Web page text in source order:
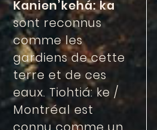
Kanien’kehá: ka
sont reconnus
comme les
gardiens de cette
terre et de ces
eaux. Tiohtiá: ke /
Montréal est